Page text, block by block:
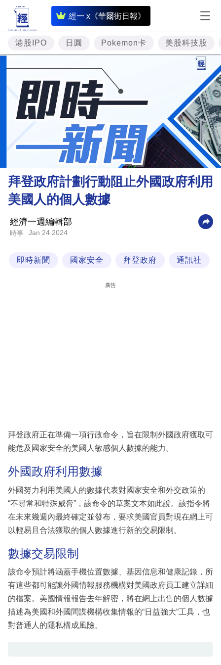
經一 x《華爾街日報》
即
時
財
經
專
題
投
資
樓
市
財
商
業
科
區
港股IPO 日圓 Pokemon卡 美股科技股
拜登政府計劃行動阻止外國政府利用
美國人的個人數據
經濟一週編輯部
時事 Jan 24 2024
即時新聞 國家安全 拜登政府 通訊社
廣告
拜登政府正在準備一項行政命令，旨在限制外國政府獲取可
能危及國家安全的美國人敏感個人數據的能力。
外國政府利用數據
外國努力利用美國人的數據代表對國家安全和外交政策的
“不尋常和特殊威脅”，該命令的草案文本如此說。該指令將
在未來幾週內最終確定並發布，要求美國官員對現在網上可
以輕易且合法獲取的個人數據進行新的交易限制。
數據交易限制
該命令預計將涵蓋手機位置數據、基因信息和健康記錄，所
有這些都可能讓外國情報服務機構對美國政府員工建立詳細
的檔案。美國情報報告去年解密，將在網上出售的個人數據
描述為美國和外國間諜機構收集情報的“日益強大”工具，也
對普通人的隱私構成風險。